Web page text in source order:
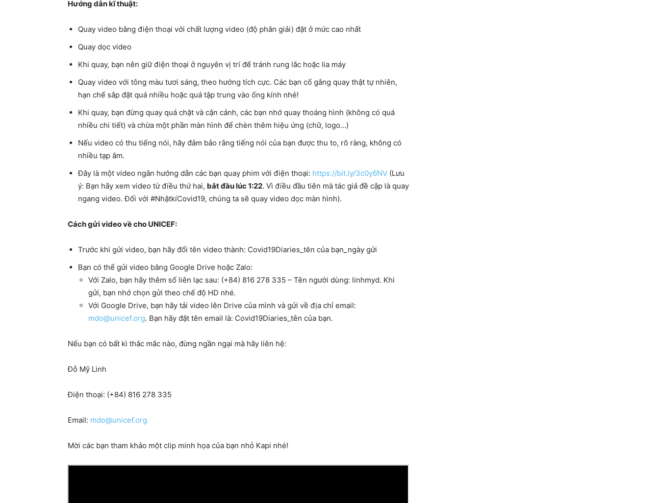
Hướng dẫn kĩ thuật:
Quay video bằng điện thoại với chất lượng video (độ phân giải) đặt ở mức cao nhất
Quay dọc video
Khi quay, bạn nên giữ điện thoại ở nguyên vị trí để tránh rung lắc hoặc lia máy
Quay video với tông màu tươi sáng, theo hướng tích cực. Các bạn cố gắng quay thật tự nhiên,
hạn chế sắp đặt quá nhiều hoặc quá tập trung vào ống kính nhé!
Khi quay, bạn đừng quay quá chặt và cận cảnh, các bạn nhớ quay thoáng hình (không có quá
nhiều chi tiết) và chừa một phần màn hình để chèn thêm hiệu ứng (chữ, logo…)
Nếu video có thu tiếng nói, hãy đảm bảo rằng tiếng nói của bạn được thu to, rõ ràng, không có
nhiều tạp âm.
Đây là một video ngắn hướng dẫn các bạn quay phim với điện thoại: https://bit.ly/3c0y6NV (Lưu
ý: Bạn hãy xem video từ điều thứ hai, bắt đầu lúc 1:22. Vì điều đầu tiên mà tác giả đề cập là quay
ngang video. Đối với #NhậtkíCovid19, chúng ta sẽ quay video dọc màn hình).
Cách gửi video về cho UNICEF:
Trước khi gửi video, bạn hãy đổi tên video thành: Covid19Diaries_tên của bạn_ngày gửi
Bạn có thể gửi video bằng Google Drive hoặc Zalo:
Với Zalo, bạn hãy thêm số liên lạc sau: (+84) 816 278 335 – Tên người dùng: linhmyd. Khi
gửi, bạn nhớ chọn gửi theo chế độ HD nhé.
Với Google Drive, bạn hãy tải video lên Drive của mình và gửi về địa chỉ email:
mdo@unicef.org. Bạn hãy đặt tên email là: Covid19Diaries_tên của bạn.
Nếu bạn có bất kì thắc mắc nào, đừng ngần ngại mà hãy liên hệ:
Đỗ Mỹ Linh
Điện thoại: (+84) 816 278 335
Email: mdo@unicef.org
Mời các bạn tham khảo một clip minh họa của bạn nhỏ Kapi nhé!